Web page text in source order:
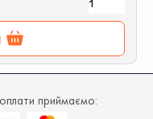
приймаємо: